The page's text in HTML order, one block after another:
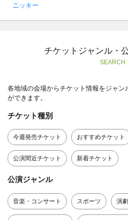
ニッキー
チケットジャンル・
SEARCH
各地域の会場からチケット情報をジャ
ができます。
チケット種別
今週発売チケット おすすめチケット
公演間近チケット 新着チケット
公演ジャンル
音楽・コンサート スポーツ 演